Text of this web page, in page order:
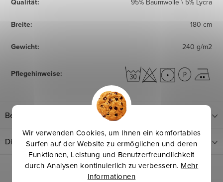
Wir verwenden Cookies, um Ihnen ein komfortables
Surfen auf der Website zu ermöglichen und deren
Funktionen, Leistung und Benutzerfreundlichkeit
durch Analysen kontinuierlich zu verbessern. Mehr
Informationen
Qualität: 95% Baumwolle \ 5% Lycra
Breite: 180 cm
Gewicht: 240 g/m2
Pflegehinweise:
Bewertung
Diskussion